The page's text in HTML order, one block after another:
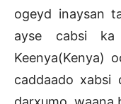
ogeyd inaysan
ayse cabsi ka
Keenya(Kenya)
caddaado